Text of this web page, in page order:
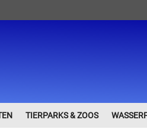
TIERPARKS & ZOOS